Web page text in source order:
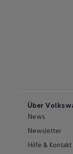
Über
News
Newsletter
Hilfe & Kontakt